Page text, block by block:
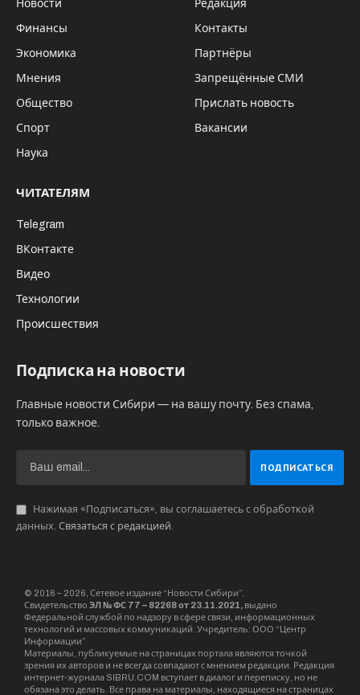
Новости
Финансы
Экономика
Мнения
Общество
Спорт
Наука
Редакция
Контакты
Партнёры
Запрещённые СМИ
Прислать новость
Вакансии
ЧИТАТЕЛЯМ
Telegram
ВКонтакте
Видео
Технологии
Происшествия
Подписка на новости
Главные новости Сибири — на вашу почту. Без спама,
только важное.
Нажимая «Подписаться», вы соглашаетесь с обработкой
данных. Связаться с редакцией.
© 2016 – 2026, Сетевое издание “Новости Сибири”.
Свидетельство ЭЛ № ФС 77 – 82268 от 23.11.2021, выдано
Федеральной службой по надзору в сфере связи, информационных
технологий и массовых коммуникаций. Учредитель: ООО “Центр
Информации”
Материалы, публикуемые на страницах портала являются точкой
зрения их авторов и не всегда совпадают с мнением редакции. Редакция
интернет-журнала SIBRU.COM вступает в диалог и переписку, но не
обязана это делать. Все права на материалы, находящиеся на страницах